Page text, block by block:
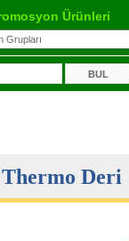
Ürünleri
Deri